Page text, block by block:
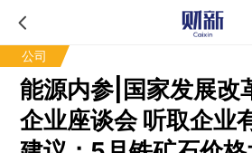
公司
能源内参|国家发展改
企业座谈会 听取企业